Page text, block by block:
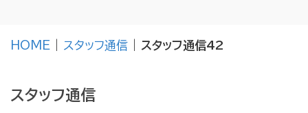
HOME スタッフ通信 スタッフ通信42
スタッフ通信